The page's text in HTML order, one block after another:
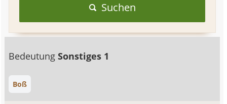
Suchen
BedeutungSonstiges 1
Boß